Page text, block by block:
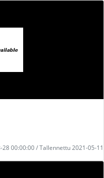
28 00:00:00 / Tallennettu 2021-05-11